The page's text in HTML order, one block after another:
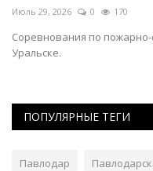
Июль 29, 2026 0 170
Соревнования по пожарно-
Уральске.
ПОПУЛЯРНЫЕ ТЕГИ
Павлодар